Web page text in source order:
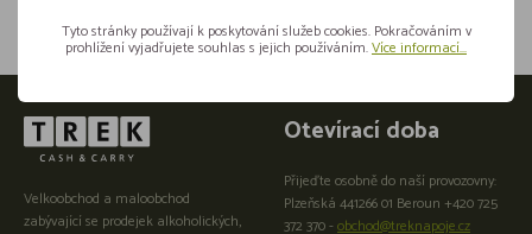
Velkoobchod a maloobchod
zabývající se prodejek alkoholických,
Otevírací doba
Přijeďte osobně do naší provozovny:
Plzeňská 441266 01 Beroun +420 725
372 370 -obchod@treknapoje.cz
Tyto stránky používají k poskytování služeb cookies. Pokračováním v
prohlížení vyjadřujete souhlas s jejich používáním.Více informací...